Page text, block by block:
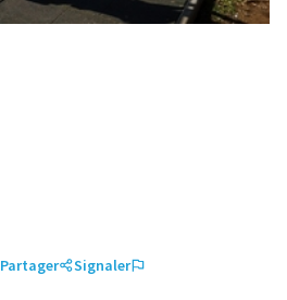
Partager Signaler